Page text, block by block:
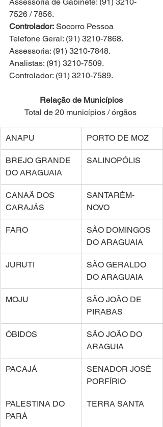
7526 / 7856.
Controlador: Socorro Pessoa
Telefone Geral: (91) 3210-7868.
Assessoria: (91) 3210-7848.
Analistas: (91) 3210-7509.
Controlador: (91) 3210-7589.
Relação de Municípios
Total de 20 municípios / órgãos
ANAPU PORTO DE MOZ
BREJO GRANDE
DO ARAGUAIA
SALINOPÓLIS
CANAÃ DOS
CARAJÁS
SANTARÉM-
NOVO
FARO
SÃO DOMINGOS
DO ARAGUAIA
JURUTI
SÃO GERALDO
DO ARAGUAIA
MOJU
SÃO JOÃO DE
PIRABAS
ÓBIDOS
SÃO JOÃO DO
ARAGUIA
PACAJÁ
SENADOR JOSÉ
PORFÍRIO
PALESTINA DO
PARÁ
TERRA SANTA